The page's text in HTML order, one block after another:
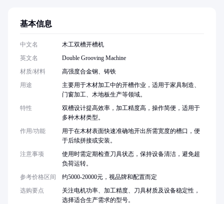
基本信息
中文名
木工双槽开槽机
英文名
Double Grooving Machine
材质/材料
高强度合金钢、铸铁
用途
主要用于木材加工中的开槽作业，适用于家具制造、
门窗加工、木地板生产等领域。
特性
双槽设计提高效率，加工精度高，操作简便，适用于
多种木材类型。
作用/功能
用于在木材表面快速准确地开出所需宽度的槽口，便
于后续拼接或安装。
注意事项
使用时需定期检查刀具状态，保持设备清洁，避免超
负荷运转。
参考价格区间
约5000-20000元，视品牌和配置而定
选购要点
关注电机功率、加工精度、刀具材质及设备稳定性，
选择适合生产需求的型号。